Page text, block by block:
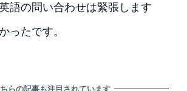
語の問い合わせは緊張します
ったです。
らの記事も注目されています